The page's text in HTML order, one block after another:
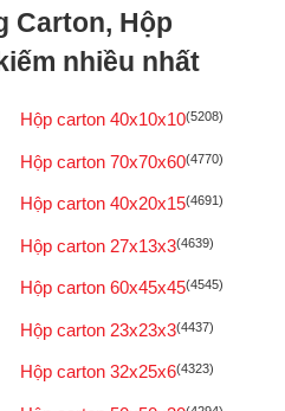
Carton, Hộp
nhiều nhất
Hộp carton 40x10x10(5208)
Hộp carton 70x70x60(4770)
Hộp carton 40x20x15(4691)
Hộp carton 27x13x3(4639)
Hộp carton 60x45x45(4545)
Hộp carton 23x23x3(4437)
Hộp carton 32x25x6(4323)